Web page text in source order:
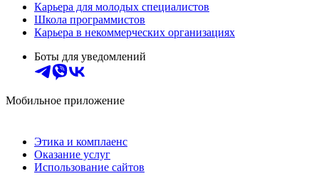
Карьера для молодых специалистов
Школа программистов
Карьера в некоммерческих организациях
Боты для уведомлений
Мобильное приложение
Этика и комплаенс
Оказание услуг
Использование сайтов